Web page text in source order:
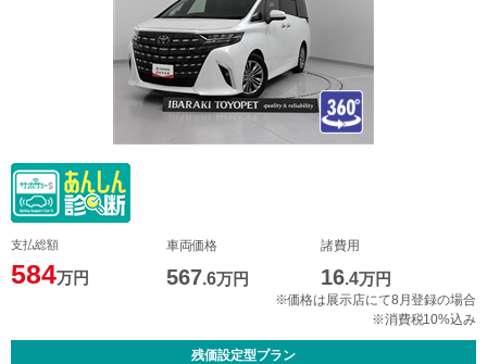
支払総額
584万円
車両価格
567.6万円
諸費用
16.4万円
※価格は展示店にて8月登録の場合
※消費税10%込み
残価設定型プラン